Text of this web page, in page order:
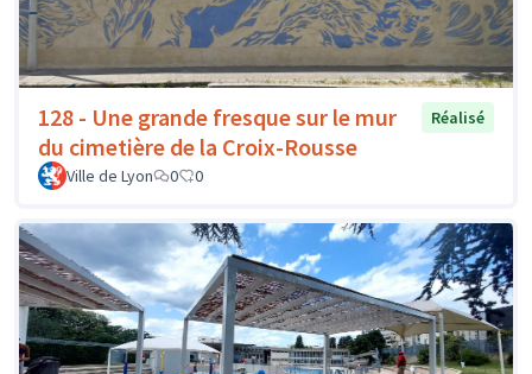
128 - Une grande fresque sur le mur
du cimetière de la Croix-Rousse
Réalisé
Ville de Lyon 0 0